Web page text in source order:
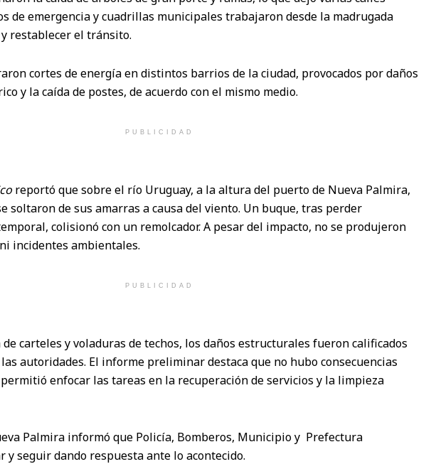
de emergencia y cuadrillas municipales trabajaron desde la madrugada
restablecer el tránsito.
cortes de energía en distintos barrios de la ciudad, provocados por daños
y la caída de postes, de acuerdo con el mismo medio.
PUBLICIDAD
reportó que sobre el río Uruguay, a la altura del puerto de Nueva Palmira,
soltaron de sus amarras a causa del viento. Un buque, tras perder
colisionó con un remolcador. A pesar del impacto, no se produjeron
incidentes ambientales.
PUBLICIDAD
de carteles y voladuras de techos, los daños estructurales fueron calificados
autoridades. El informe preliminar destaca que no hubo consecuencias
enfocar las tareas en la recuperación de servicios y la limpieza
Palmira informó que Policía, Bomberos, Municipio y Prefectura
y seguir dando respuesta ante lo acontecido.